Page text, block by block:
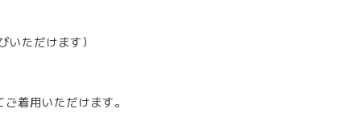
ただけます）
着用いただけます。